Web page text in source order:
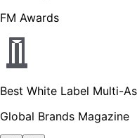
FM Awards
Best White Label Multi-
Global Brands Magazine